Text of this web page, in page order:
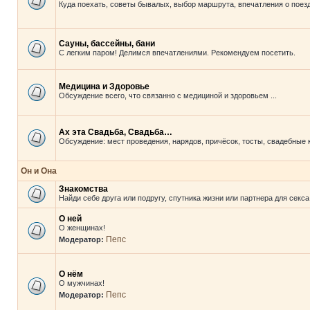
Куда поехать, советы бывалых, выбор маршрута, впечатления о
Сауны, бассейны, бани
С легким паром! Делимся впечатлениями. Рекомендуем посетить.
Медицина и Здоровье
Обсуждение всего, что связанно с медициной и здоровьем ...
Ах эта Свадьба, Свадьба…
Обсуждение: мест проведения, нарядов, причёсок, тосты, свадебные
Он и Она
Знакомства
Найди себе друга или подругу, спутника жизни или партнера для секса.
О ней
О женщинах!
Модератор: Пепс
О нём
О мужчинах!
Модератор: Пепс